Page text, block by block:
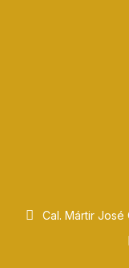
Cal. Mártir José